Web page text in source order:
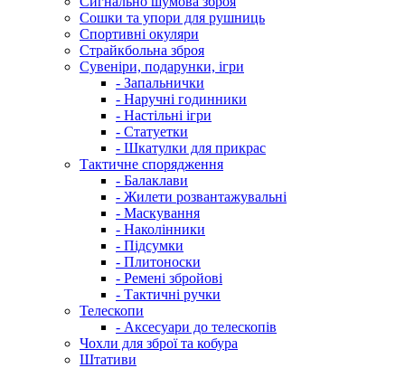
Сошки та упори для рушниць
Спортивні окуляри
Страйкбольна зброя
Сувеніри, подарунки, ігри
- Запальнички
- Наручні годинники
- Настільні ігри
- Статуетки
- Шкатулки для прикрас
Тактичне спорядження
- Балаклави
- Жилети розвантажувальні
- Маскування
- Наколінники
- Підсумки
- Плитоноски
- Ремені збройові
- Тактичні ручки
Телескопи
- Аксесуари до телескопів
Чохли для зброї та кобура
Штативи